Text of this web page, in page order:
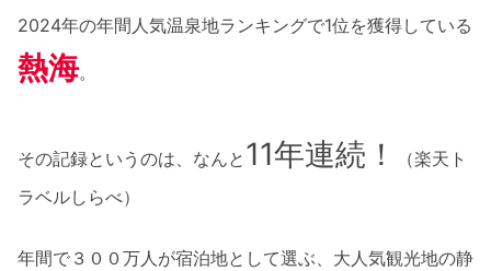
2024年の年間人気温泉地ランキングで1位を獲得している
熱海。
その記録というのは、なんと 11年連続！
（楽天ト
ラベルしらべ）
年間で３００万人が宿泊地として選ぶ、大人気観光地の静